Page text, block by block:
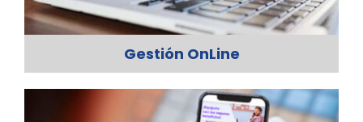
Gestión OnLine